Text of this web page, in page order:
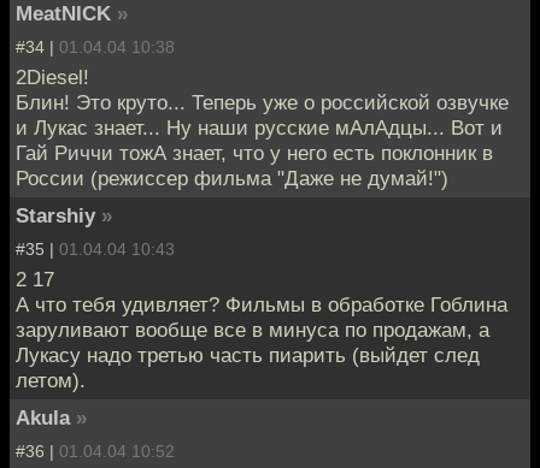
MeatNICK »
#34 | 01.04.04 10:38
2Diesel!
Блин! Это круто... Теперь уже о российской озвучке
и Лукас знает... Ну наши русские мАлАдцы... Вот и
Гай Риччи тожА знает, что у него есть поклонник в
России (режиссер фильма "Даже не думай!")
Starshiy »
#35 | 01.04.04 10:43
2 17
А что тебя удивляет? Фильмы в обработке Гоблина
заруливают вообще все в минуса по продажам, а
Лукасу надо третью часть пиарить (выйдет след
летом).
Akula »
#36 | 01.04.04 10:52